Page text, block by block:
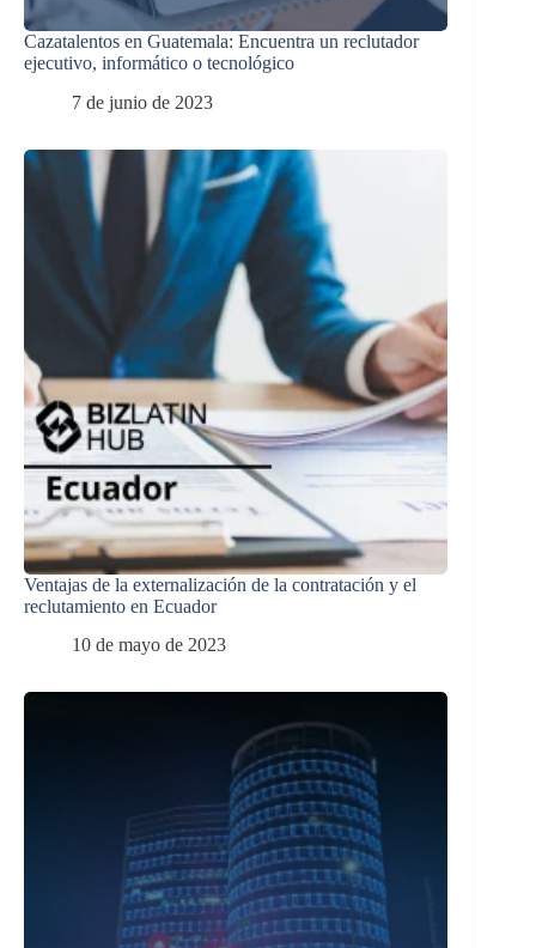
Cazatalentos en Guatemala: Encuentra un reclutador
ejecutivo, informático o tecnológico
7 de junio de 2023
Ventajas de la externalización de la contratación y el
reclutamiento en Ecuador
10 de mayo de 2023